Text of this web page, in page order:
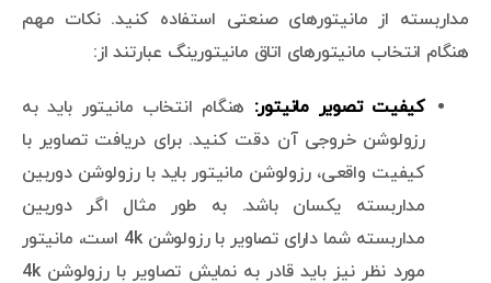
مداربسته از مانیتورهای صنعتی استفاده کنید. نکات مهم
هنگام انتخاب مانیتورهای اتاق مانیتورینگ عبارتند از:
کیفیت تصویر مانیتور: هنگام انتخاب مانیتور باید به
رزولوشن خروجی آن دقت کنید. برای دریافت تصاویر با
کیفیت واقعی، رزولوشن مانیتور باید با رزولوشن دوربین
مداربسته یکسان باشد. به طور مثال اگر دوربین
مداربسته شما دارای تصاویر با رزولوشن 4k است، مانیتور
مورد نظر نیز باید قادر به نمایش تصاویر با رزولوشن 4k